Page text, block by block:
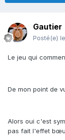
Gautier
Posté(e)
Le jeu qui
De mon point de
Alors oui c'est
pas fait l'effet